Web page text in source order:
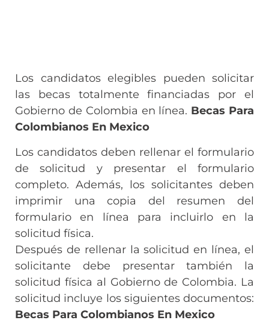
Los candidatos elegibles pueden solicitar
las becas totalmente financiadas por el
Gobierno de Colombia en línea. Becas Para
Colombianos En Mexico
Los candidatos deben rellenar el formulario
de solicitud y presentar el formulario
completo. Además, los solicitantes deben
imprimir una copia del resumen del
formulario en línea para incluirlo en la
solicitud física.
Después de rellenar la solicitud en línea, el
solicitante debe presentar también la
solicitud física al Gobierno de Colombia. La
solicitud incluye los siguientes documentos:
Becas Para Colombianos En Mexico